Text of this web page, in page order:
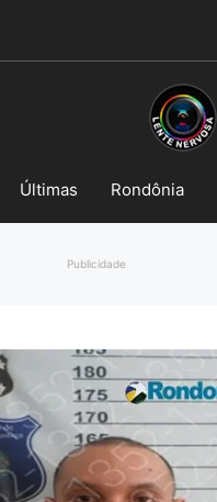
Últimas Rondônia
Publicidade